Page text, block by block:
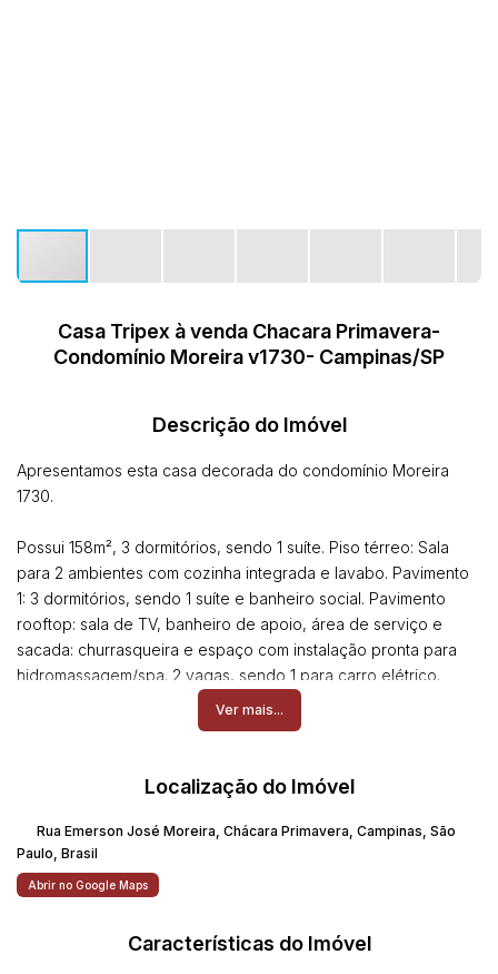
Casa Tripex à venda Chacara Primavera-
Condomínio Moreira v1730- Campinas/SP
Descrição do Imóvel
Apresentamos esta casa decorada do condomínio Moreira
1730.
Possui 158m², 3 dormitórios, sendo 1 suíte. Piso térreo: Sala
para 2 ambientes com cozinha integrada e lavabo. Pavimento
1: 3 dormitórios, sendo 1 suíte e banheiro social. Pavimento
rooftop: sala de TV, banheiro de apoio, área de serviço e
sacada: churrasqueira e espaço com instalação pronta para
hidromassagem/spa. 2 vagas, sendo 1 para carro elétrico.
Condomínio com cabeamento subterrâneo, espaço gourmet,
academia, piscina e energia fotovoltaica. Agende uma visita
O Moreira 1730 é um condomínio exclusivo localizado no
bairro Chácara Primavera! Aqui, você vai morar perto de tudo,
com fácil acesso aos melhores pontos da cidade, como
supermercados, hortifrutis, o Colégio Oficina, e as faculdades
do Taquaral, o Shopping Dom Pedro e a Rodovia Dom Pedro.
Ver mais...
Localização do Imóvel
Rua Emerson José Moreira, Chácara Primavera, Campinas, São
Paulo, Brasil
Abrir no Google Maps
Características do Imóvel